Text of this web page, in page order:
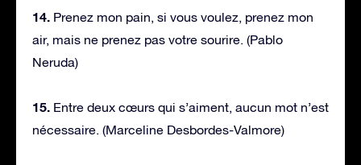
14. Prenez mon pain, si vous voulez, prenez mon
air, mais ne prenez pas votre sourire. (Pablo
Neruda)
15. Entre deux cœurs qui s’aiment, aucun mot n’est
nécessaire. (Marceline Desbordes-Valmore)